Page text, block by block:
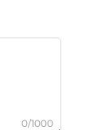
0/1000